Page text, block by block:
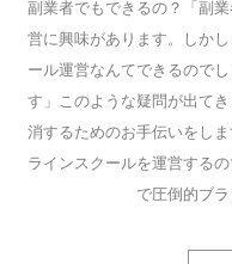
副業者でもできるの？「副
営に興味があります。しか
ール運営なんてできるので
す」このような疑問が出て
消するためのお手伝いをし
ラインスクールを運営する
で圧倒的ブラ